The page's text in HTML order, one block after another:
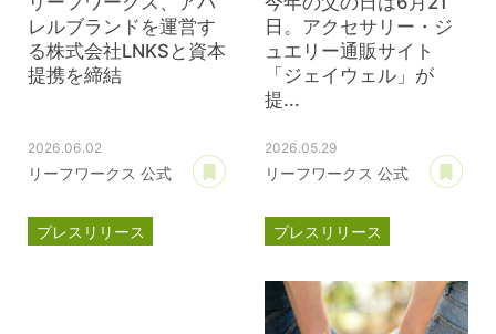
レルブランドを運営す
る株式会社LNKSと資本
提携を締結
2026.06.02
リーフワークス 公式
あとで読む
プレスリリース
日。アクセサリー・ジ
ュエリー通販サイト
「ジェイウェル」が
提...
2026.05.29
リーフワークス 公式
プレスリリース